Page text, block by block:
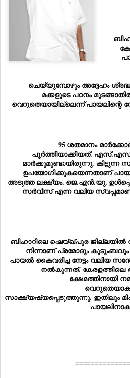
ചെയ്യുമ്പോഴും അദ്ദേഹം
മക്കളുടെ പഠനം
വെറുതെയായില്ലെന്ന് പായലിന്റെ
95 ശതമാനം
പൂർത്തിയാക്കിയത്.
മാർക്കുമുണ്ടായിരുന്നു. കിട്ടുന്ന
ഉപയോഗിക്കുകയെന്നതാണ്
അടുത്ത ലക്ഷ്യം. ജെ.എൻ.യു.
സർവീസ് എന്ന വലിയ
ബിഹാറിലെ ഷെയ്ഖ്പുര ജില്ലയിൽ
നിന്നാണ് പ്രമോദും കുടുംബവും
പായൽ കൈവരിച്ച നേട്ടം വലിയ
നൽകുന്നത്. കേരളത്തിലെ
ക്ഷേമത്തിനായി
സാക്ഷ്യഷ്യപ്പെടുത്തുന്നു. ഇതിലും